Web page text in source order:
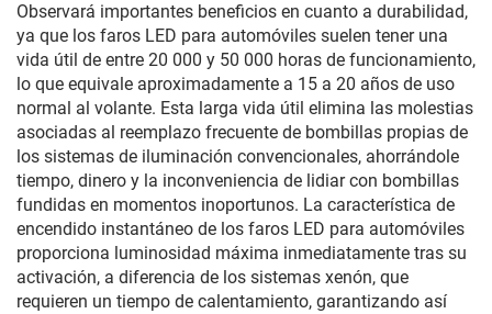
Observará importantes beneficios en cuanto a durabilidad,
ya que los faros LED para automóviles suelen tener una
vida útil de entre 20 000 y 50 000 horas de funcionamiento,
lo que equivale aproximadamente a 15 a 20 años de uso
normal al volante. Esta larga vida útil elimina las molestias
asociadas al reemplazo frecuente de bombillas propias de
los sistemas de iluminación convencionales, ahorrándole
tiempo, dinero y la inconveniencia de lidiar con bombillas
fundidas en momentos inoportunos. La característica de
encendido instantáneo de los faros LED para automóviles
proporciona luminosidad máxima inmediatamente tras su
activación, a diferencia de los sistemas xenón, que
requieren un tiempo de calentamiento, garantizando así